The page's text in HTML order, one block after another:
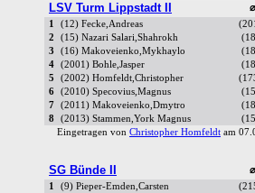
LSV Turm Lippstadt II
1
(12) Fecke,Andreas
2 (15) Nazari Salari,Shahrokh
3 (16) Makoveienko,Mykhaylo
4 (2001) Bohle,Jasper
5 (2002) Homfeldt,Christopher
6 (2010) Specovius,Magnus
7 (2011) Makoveienko,Dmytro
8 (2013) Stammen,York Magnus
Eingetragen von Christopher Homfeldt am
SG Bünde II
1
(9) Pieper-Emden,Carsten